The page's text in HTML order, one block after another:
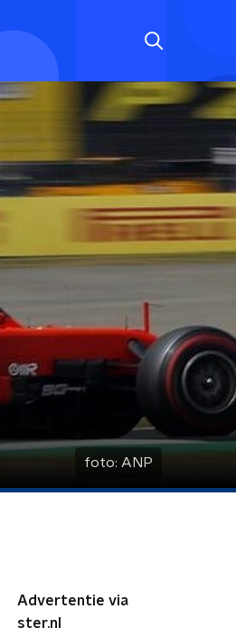
foto: ANP
Advertentie via
ster.nl